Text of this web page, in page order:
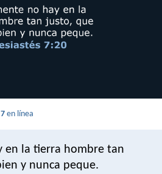
en línea
en la tierra hombre tan
y nunca peque.